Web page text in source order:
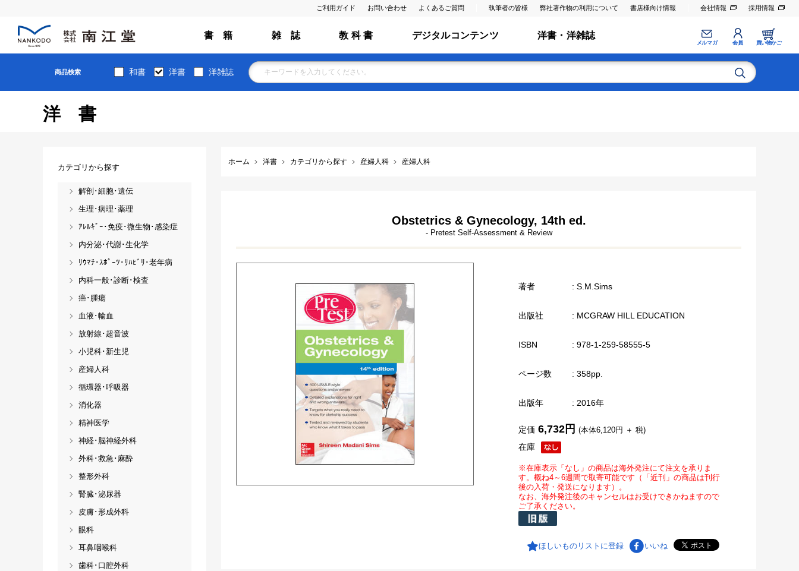
ご利用ガイド お問い合わせ よくあるご質問 執筆者の皆様 弊社著作物の利用について 書店様向け情報 会社情報 採用情報
書 籍 雑 誌 教 科 書 デジタルコンテンツ 洋書・洋雑誌
メルマガ 会員 買い物かご
商品検索 和書 洋書 洋雑誌
洋書
ホーム 洋書 カテゴリから探す 産婦人科 産婦人科
Obstetrics & Gynecology, 14th ed.
- Pretest Self-Assessment & Review
著者 : S.M.Sims
出版社 : MCGRAW HILL EDUCATION
ISBN : 978-1-259-58555-5
ページ数 : 358pp.
出版年 : 2016年
在庫
定価 6,732円 (本体6,120円 ＋ 税)
※在庫表示「なし」の商品は海外発注にて注文を承りま
す。概ね4～6週間で取寄可能です（「近刊」の商品は刊行
後の入荷・発送になります）。
なお、海外発注後のキャンセルはお受けできかねますので
ご了承ください。
ほしいものリストに登録 いいね
カテゴリから探す
解剖･細胞･遺伝
生理･病理･薬理
ｱﾚﾙｷﾞｰ･免疫･微生物･感染症
内分泌･代謝･生化学
ﾘｳﾏﾁ･ｽﾎﾟｰﾂ･ﾘﾊﾋﾞﾘ･老年病
内科一般･診断･検査
癌･腫瘍
血液･輸血
放射線･超音波
小児科･新生児
産婦人科
循環器･呼吸器
消化器
精神医学
神経･脳神経外科
外科･救急･麻酔
整形外科
腎臓･泌尿器
皮膚･形成外科
眼科
耳鼻咽喉科
歯科･口腔外科